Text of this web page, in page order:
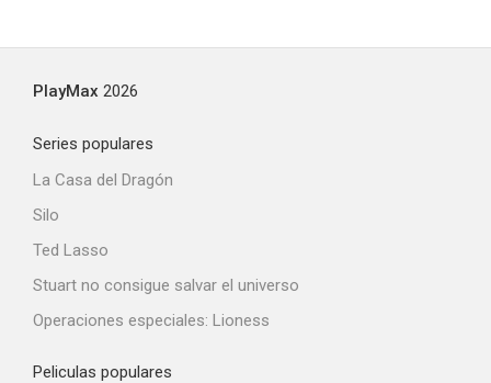
PlayMax 2026
Series populares
La Casa del Dragón
Silo
Ted Lasso
Stuart no consigue salvar el universo
Operaciones especiales: Lioness
Peliculas populares